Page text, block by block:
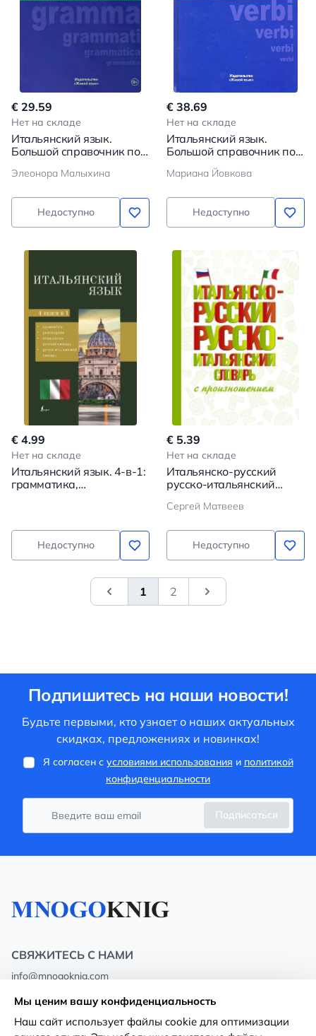
€ 29.59
Нет на складе
Итальянский язык.
Большой справочник по
Элеонора Малыхина
Недоступно
€ 38.69
Нет на складе
Итальянский язык.
Большой справочник по
глаголам
Мариана Йовкова
Недоступно
€ 4.99
Нет на складе
Итальянский язык. 4-в-1:
грамматика,
итальянский словарь
Недоступно
€ 5.39
Нет на складе
Итальянско-русский
русско-итальянский
произношением
Сергей Матвеев
Недоступно
&laquo; Previous
1 2 Next
Подпишитесь на наши новости!
Будьте первыми, кто узнает о наших актуальных
скидках, предложениях и новинках!
Я согласен с условиями использования и политикой
конфиденциальности
Подписаться
СВЯЖИТЕСЬ С НАМИ
info@mnogoknig.com
Rīga, Augusta Deglava 69d, LV-1082
Мы ценим вашу конфиденциальность
Наш сайт использует файлы cookie для оптимизации